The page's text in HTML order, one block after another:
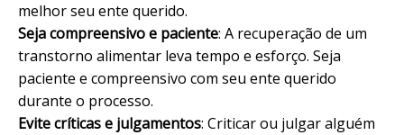
melhor seu ente querido.
Seja compreensivo e paciente: A recuperação de um
transtorno alimentar leva tempo e esforço. Seja
paciente e compreensivo com seu ente querido
durante o processo.
Evite críticas e julgamentos: Criticar ou julgar alguém